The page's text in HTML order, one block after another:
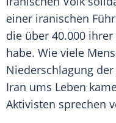
einer iranischen
die über 40.000
habe. Wie viele
Niederschlagung
Iran ums Leben
Aktivisten sprechen